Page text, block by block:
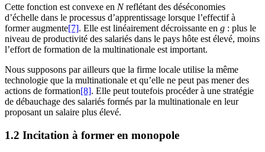
Cette fonction est convexe en Nreflétant des déséconomies
d’échelle dans le processus d’apprentissage lorsque l’effectif à
former augmente[7]. Elle est linéairement décroissante en g : plus le
niveau de productivité des salariés dans le pays hôte est élevé, moins
l’effort de formation de la multinationale est important.
Nous supposons par ailleurs que la firme locale utilise la même
technologie que la multinationale et qu’elle ne peut pas mener des
actions de formation[8]. Elle peut toutefois procéder à une stratégie
de débauchage des salariés formés par la multinationale en leur
proposant un salaire plus élevé.
1.2 Incitation à former en monopole